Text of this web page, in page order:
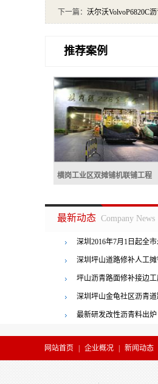
下一篇： 沃尔沃VolvoP6820C
推荐案例
横岗工业区双摊铺机联铺工程
最新动态 Company News
深圳2016年7月1日起全
者罚三百
深圳坪山道路修补人工
坪山沥青路面修补接边
深圳坪山金龟社区沥青
最新研发改性沥青料出炉
网站首页 企业概况 新闻动态